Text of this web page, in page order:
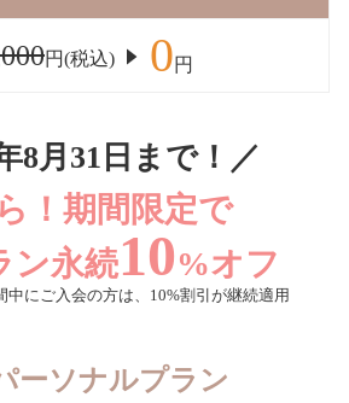
円(税込) 0円
8月31日まで！／
！期間限定で
ン永続10%オフ
にご入会の方は、10%割引が継続適用
ーソナルプラン